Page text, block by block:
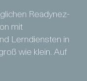
Readynez-
mit
Lerndiensten in
wie klein. Auf